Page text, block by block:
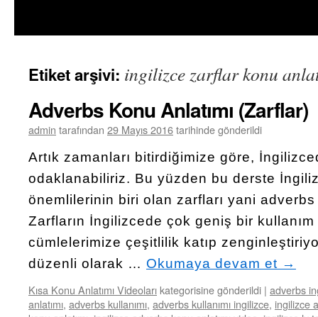
Etiket arşivi: ingilizce zarflar konu
Adverbs Konu Anlatımı (Zarflar)
admin tarafından 29 Mayıs 2016tarihinde gönderildi
Artık zamanları bitirdiğimize göre,
odaklanabiliriz. Bu yüzden bu derste
önemlilerinin biri olan zarfları yani
Zarfların İngilizcede çok geniş bir kullanım
cümlelerimize çeşitlilik katıp
düzenli olarak … Okumaya devam et →
Kısa Konu Anlatımı Videoları kategorisine gönderildi | adverbs
anlatımı, adverbs kullanımı, adverbs kullanımı ingilizce, ingilizce